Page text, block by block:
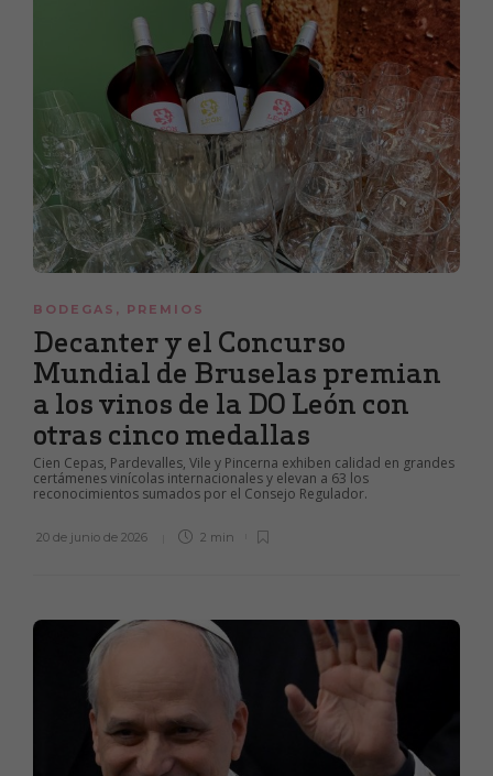
BODEGAS , PREMIOS
Decanter y el Concurso
Mundial de Bruselas premian
a los vinos de la DO León con
otras cinco medallas
Cien Cepas, Pardevalles, Vile y Pincerna exhiben calidad en grandes
certámenes vinícolas internacionales y elevan a 63 los
reconocimientos sumados por el Consejo Regulador.
20 de junio de 2026 2 min